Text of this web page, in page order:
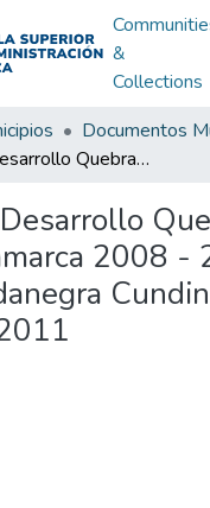
&
Collections
Documentos
Plan de Desarrollo Quebradanegra Cundinamarca 2008 - 2011: PD Quebradanegra Cundinamarca 2008 - 2011
2008 -